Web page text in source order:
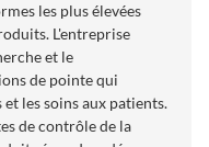
les plus élevées
L'entreprise
et le
de pointe qui
les soins aux patients.
de contrôle de la